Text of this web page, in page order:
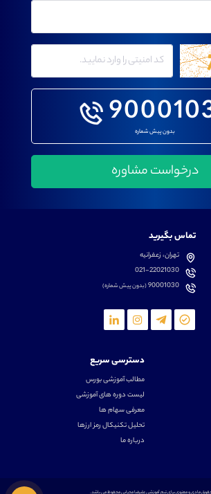
بدون پیش شماره
تماس بگیرید
تهران، زعفرانیه
021-22021030
90001030(بدون پیش شماره)
دسترسی سریع
مطالب آموزشی بورس
لیست دوره های آموزشی
معرفی سهام ها
تحلیل تکنیکال رمز ارزها
درباره ما